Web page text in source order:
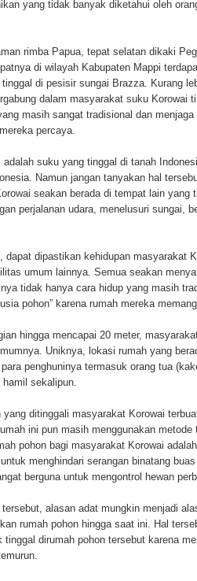
Bantuan CSR untuk RS Bhayangkara
into National Food Belt with
dan Penanaman Padi di Merauke
at Indonesia's National Craft
Idorway Masih Hilang
di Air Terjun Memti Belum Hasil,
yang tidak banyak diketahui oleh
rimba Papua, tepat selatan dikaki
di wilayah Kabupaten Mappi
tinggal di pesisir sungai Brazza. Kurang
dalam masyarakat suku Korowai
masih sangat tradisional dan menjaga
percaya.
adalah suku yang tinggal di tanah
Namun jangan tanyakan hal
seakan berada di tempat lain
perjalanan udara, menelusuri sungai,
dapat dipastikan kehidupan masyarakat
umum lainnya. Semua seakan
tidak hanya cara hidup yang masih
pohon” karena rumah mereka
hingga mencapai 20 meter,
Uniknya, lokasi rumah yang
penghuninya termasuk orang tua
sekalipun.
yang ditinggali masyarakat Korowai
ini pun masih menggunakan
pohon bagi masyarakat Korowai
menghindari serangan binatang
berguna untuk mengontrol hewan
alasan adat mungkin menjadi
rumah pohon hingga saat ini. Hal
tinggal dirumah pohon tersebut karena